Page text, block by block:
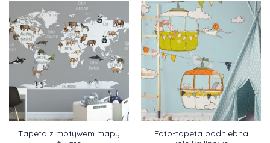
Tapeta z motywem mapy
Foto-tapeta podniebna